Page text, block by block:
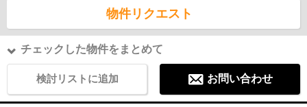
物件リクエスト
チェックした物件をまとめて
検討リストに追加 お問い合わせ